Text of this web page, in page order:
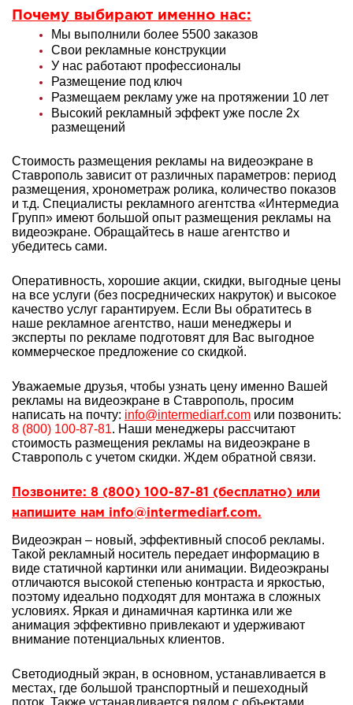
Почему выбирают именно нас:
Мы выполнили более 5500 заказов
Свои рекламные конструкции
У нас работают профессионалы
Размещение под ключ
Размещаем рекламу уже на протяжении 10 лет
Высокий рекламный эффект уже после 2х
размещений
Стоимость размещения рекламы на видеоэкране в
Ставрополь зависит от различных параметров: период
размещения, хронометраж ролика, количество показов
и т.д. Специалисты рекламного агентства «Интермедиа
Групп» имеют большой опыт размещения рекламы на
видеоэкране. Обращайтесь в наше агентство и
убедитесь сами.
Оперативность, хорошие акции, скидки, выгодные цены
на все услуги (без посреднических накруток) и высокое
качество услуг гарантируем. Если Вы обратитесь в
наше рекламное агентство, наши менеджеры и
эксперты по рекламе подготовят для Вас выгодное
коммерческое предложение со скидкой.
Уважаемые друзья, чтобы узнать цену именно Вашей
рекламы на видеоэкране в Ставрополь, просим
написать на почту: info@intermediarf.com или позвонить:
8 (800) 100-87-81. Наши менеджеры рассчитают
стоимость размещения рекламы на видеоэкране в
Ставрополь с учетом скидки. Ждем обратной связи.
Позвоните: 8 (800) 100-87-81 (бесплатно) или
напишите нам info@intermediarf.com.
Видеоэкран – новый, эффективный способ рекламы.
Такой рекламный носитель передает информацию в
виде статичной картинки или анимации. Видеоэкраны
отличаются высокой степенью контраста и яркостью,
поэтому идеально подходят для монтажа в сложных
условиях. Яркая и динамичная картинка или же
анимация эффективно привлекают и удерживают
внимание потенциальных клиентов.
Светодиодный экран, в основном, устанавливается в
местах, где большой транспортный и пешеходный
поток. Также устанавливается рядом с объектами,